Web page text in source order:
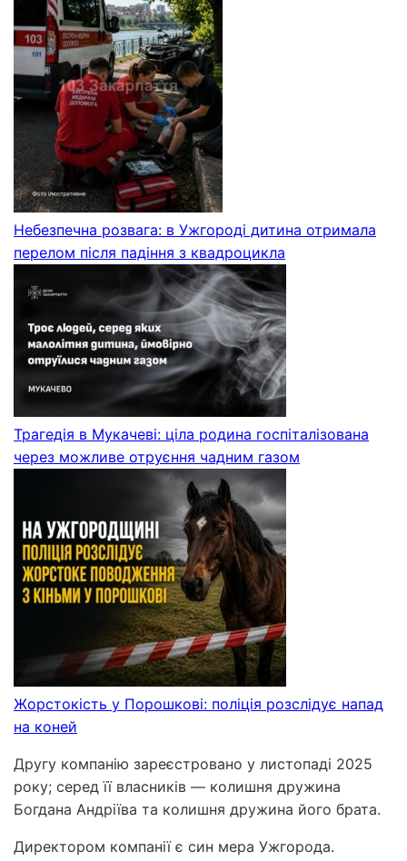
Небезпечна розвага: в Ужгороді дитина отримала
перелом після падіння з квадроцикла
Трагедія в Мукачеві: ціла родина госпіталізована
через можливе отруєння чадним газом
Жорстокість у Порошкові: поліція розслідує напад
на коней
Другу компанію зареєстровано у листопаді 2025
року; серед її власників — колишня дружина
Богдана Андріїва та колишня дружина його брата.
Директором компанії є син мера Ужгорода.